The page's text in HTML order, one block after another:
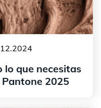
lo que necesitas
2025